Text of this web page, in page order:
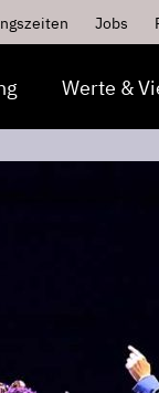
Jobs
Werte &